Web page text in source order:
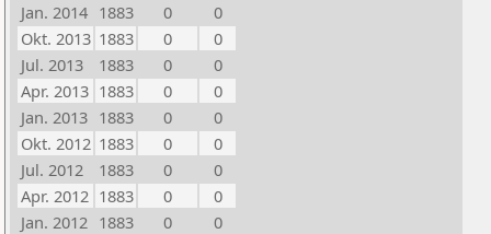
Jan. 2014 1883 0
0
Okt. 2013 1883 0
0
Jul. 2013
1883 0
0
Apr. 2013 1883 0
0
Jan. 2013 1883 0
0
Okt. 2012 1883 0
0
Jul. 2012
1883 0
0
Apr. 2012 1883 0
0
Jan. 2012 1883 0
0